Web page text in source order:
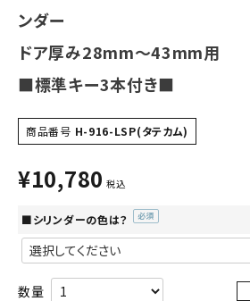
ンダー
ドア厚み28mm～43mm用
■標準キー3本付き■
商品番号 H-916-LSP(タテカム)
¥10,780 税込
■シリンダーの色は？